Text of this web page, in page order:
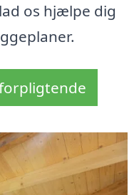
os hjælpe dig